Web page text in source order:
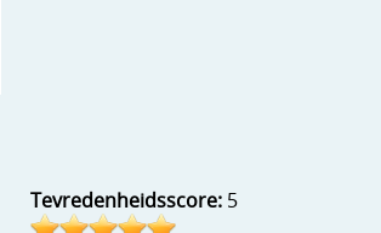
Tevredenheidsscore: 5